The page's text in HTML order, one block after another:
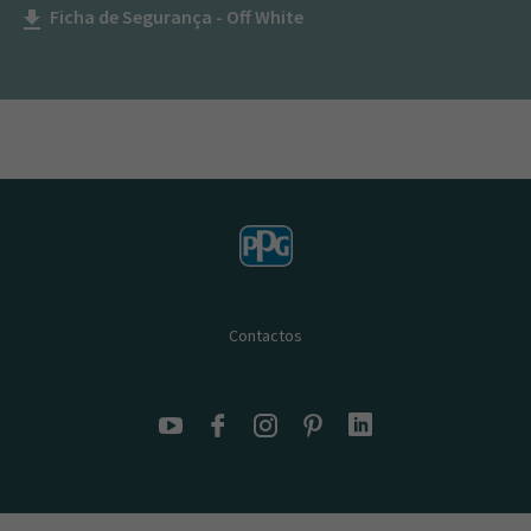
get_app Ficha de Segurança - Off White
Contactos